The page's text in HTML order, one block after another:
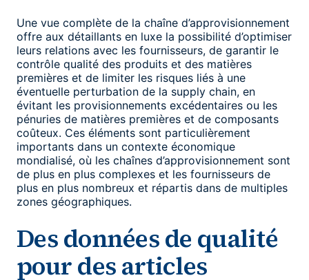
Une vue complète de la chaîne d’approvisionnement
offre aux détaillants en luxe la possibilité d’optimiser
leurs relations avec les fournisseurs, de garantir le
contrôle qualité des produits et des matières
premières et de limiter les risques liés à une
éventuelle perturbation de la supply chain, en
évitant les provisionnements excédentaires ou les
pénuries de matières premières et de composants
coûteux. Ces éléments sont particulièrement
importants dans un contexte économique
mondialisé, où les chaînes d’approvisionnement sont
de plus en plus complexes et les fournisseurs de
plus en plus nombreux et répartis dans de multiples
zones géographiques.
Des données de qualité
pour des articles